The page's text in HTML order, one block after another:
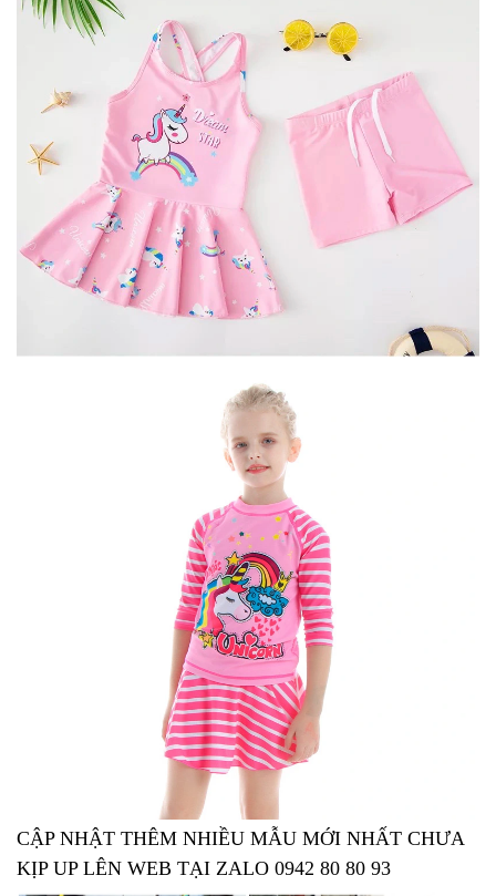
CẬP NHẬT THÊM NHIỀU MẪU MỚI NHẤT CHƯA
KỊP UP LÊN WEB TẠI ZALO 0942 80 80 93